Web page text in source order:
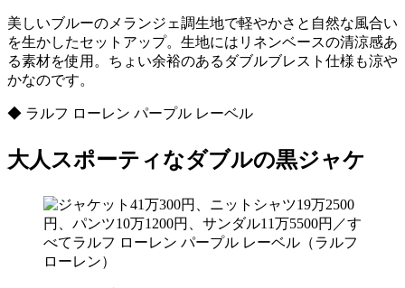
美しいブルーのメランジェ調生地で軽やかさと自然な風合い
を生かしたセットアップ。生地にはリネンベースの清涼感あ
る素材を使用。ちょい余裕のあるダブルブレスト仕様も涼や
かなのです。
◆ ラルフ ローレン パープル レーベル
大人スポーティなダブルの黒ジャケ